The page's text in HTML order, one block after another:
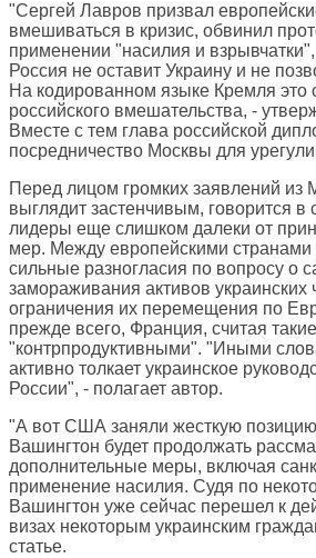
"Сергей Лавров призвал
вмешиваться в кризис, обвинил
применении "насилия и
Россия не оставит Украину и не
На кодированном языке Кремля это
российского вмешательства, -
Вместе с тем глава российской
посредничество Москвы для
Перед лицом громких заявлений из
выглядит застенчивым, говорится в
лидеры еще слишком далеки от
мер. Между европейскими
сильные разногласия по вопросу о
замораживания активов украинских
ограничения их перемещения по
прежде всего, Франция, считая
"контрпродуктивными". "Иными
активно толкает украинское
России", - полагает автор.
"А вот США заняли жесткую
Вашингтон будет продолжать
дополнительные меры, включая
применение насилия. Судя по
Вашингтон уже сейчас перешел к
визах некоторым украинским
статье.